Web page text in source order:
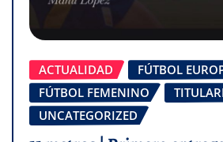
ACTUALIDAD
FÚTBOL
FÚTBOL FEMENINO
UNCATEGORIZED